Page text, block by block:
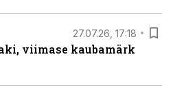
27.07.26, 17:18
viimase kaubamärk